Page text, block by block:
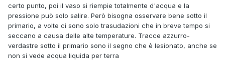
certo punto, poi il vaso si riempie totalmente d'acqua e la
pressione può solo salire. Però bisogna osservare bene sotto il
primario, a volte ci sono solo trasudazioni che in breve tempo si
seccano a causa delle alte temperature. Tracce azzurro-
verdastre sotto il primario sono il segno che è lesionato, anche se
non si vede acqua liquida per terra